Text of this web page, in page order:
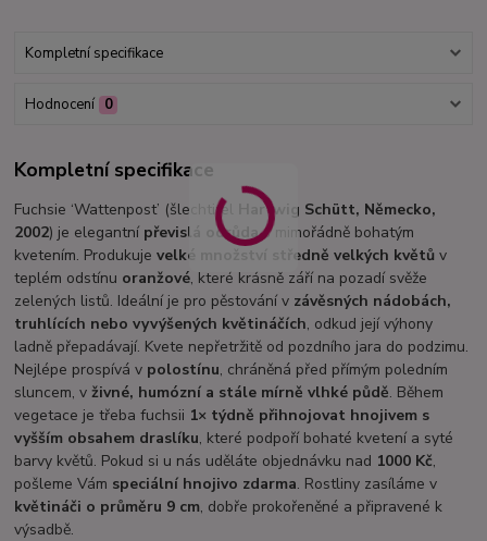
Kompletní specifikace
Hodnocení 0
Kompletní specifikace
Fuchsie ‘Wattenpost’ (šlechtitel
Hartwig Schütt, Německo,
2002) je elegantní převislá odrůdas mimořádně bohatým
kvetením. Produkujevelké množství středně velkých květů v
teplém odstínu oranžové, které krásně září na pozadí svěže
zelených listů. Ideální je pro pěstování v závěsných nádobách,
truhlících nebo vyvýšených květináčích, odkud její výhony
ladně přepadávají. Kvete nepřetržitě od pozdního jara do podzimu.
Nejlépe prospívá v polostínu, chráněná před přímým poledním
sluncem, vživné, humózní a stále mírně vlhké půdě. Během
vegetace je třeba fuchsii 1× týdně přihnojovat hnojivem s
vyšším obsahem draslíku, které podpoří bohaté kvetení a syté
barvy květů. Pokud si u nás uděláte objednávku nad 1000 Kč,
pošleme Vám speciální hnojivo zdarma. Rostliny zasíláme v
květináči o průměru 9 cm, dobře prokořeněné a připravené k
výsadbě.